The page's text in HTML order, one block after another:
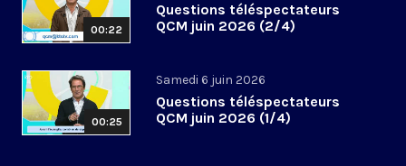
00:22
Questions téléspectateurs
QCM juin 2026 (2/4)
00:25
Samedi 6 juin 2026
Questions téléspectateurs
QCM juin 2026 (1/4)